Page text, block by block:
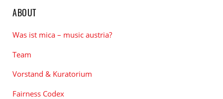
ABOUT
Was ist mica – music austria?
Team
Vorstand & Kuratorium
Fairness Codex